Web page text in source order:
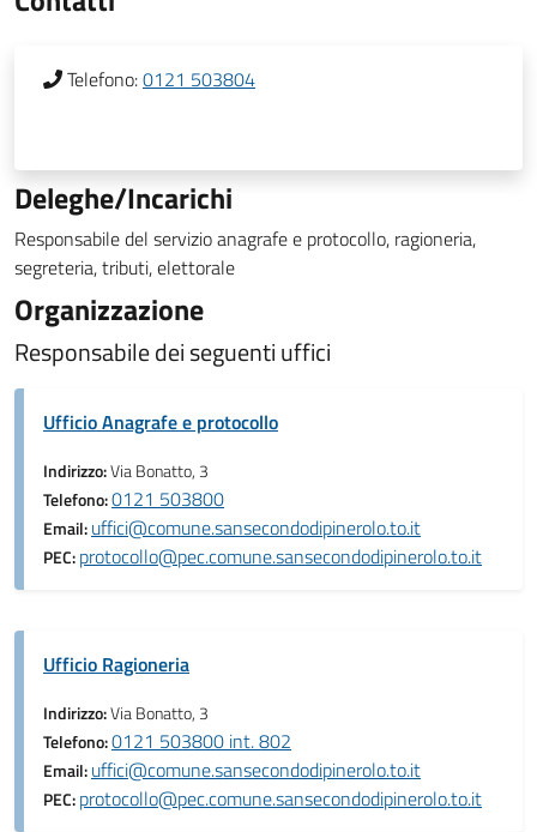
Telefono:0121 503804
Deleghe/Incarichi
Responsabile del servizio anagrafe e protocollo, ragioneria,
segreteria, tributi, elettorale
Organizzazione
Responsabile dei seguenti uffici
Ufficio Anagrafe e protocollo
Indirizzo:Via Bonatto, 3
Telefono:0121 503800
Email:uffici@comune.sansecondodipinerolo.to.it
PEC:protocollo@pec.comune.sansecondodipinerolo.to.it
Ufficio Ragioneria
Indirizzo:Via Bonatto, 3
Telefono:0121 503800 int. 802
Email:uffici@comune.sansecondodipinerolo.to.it
PEC:protocollo@pec.comune.sansecondodipinerolo.to.it